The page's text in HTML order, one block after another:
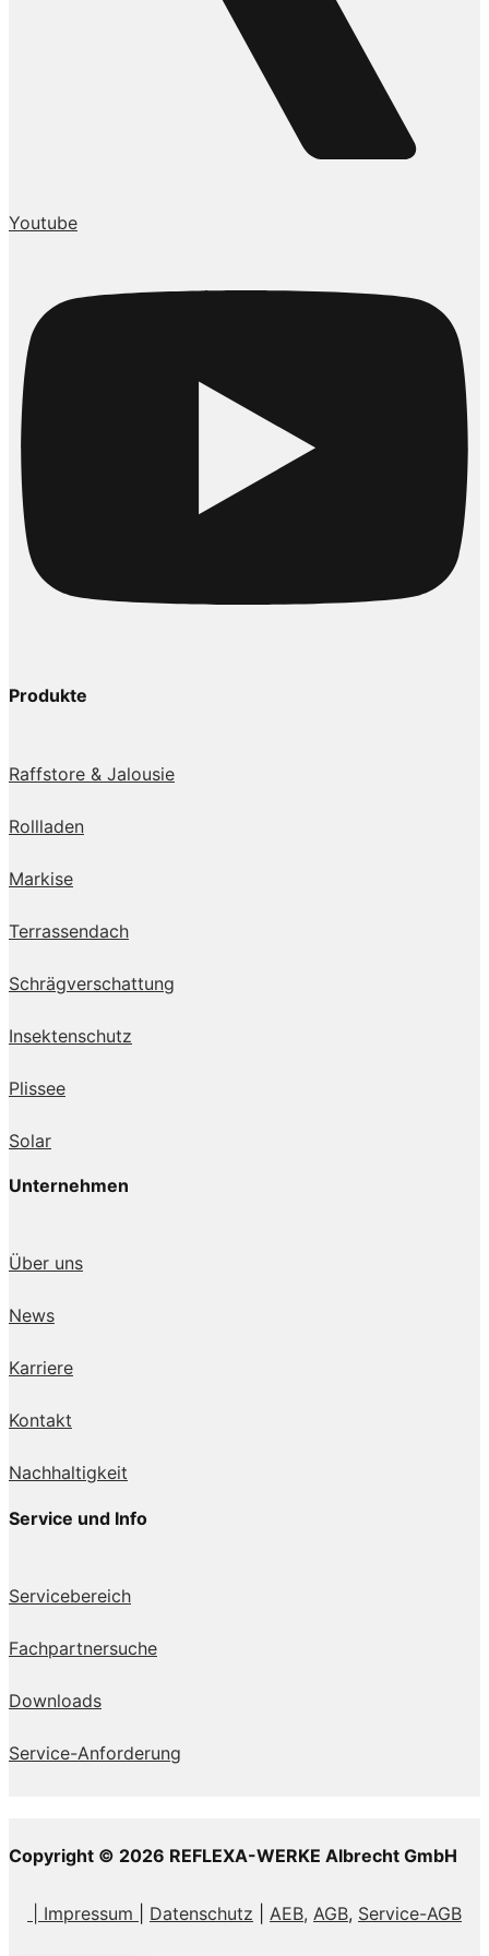
Youtube
Produkte
Raffstore & Jalousie
Rollladen
Markise
Terrassendach
Schrägverschattung
Insektenschutz
Plissee
Solar
Unternehmen
Über uns
News
Karriere
Kontakt
Nachhaltigkeit
Service und Info
Servicebereich
Fachpartnersuche
Downloads
Service-Anforderung
Copyright © 2026 REFLEXA-WERKE Albrecht GmbH
| Impressum Datenschutz AEB, AGB, Service-AGB